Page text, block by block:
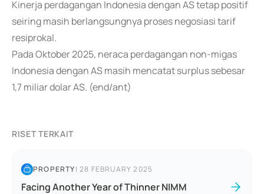
Kinerja perdagangan Indonesia dengan AS tetap positif
seiring masih berlangsungnya proses negosiasi tarif
resiprokal.
Pada Oktober 2025, neraca perdagangan non-migas
Indonesia dengan AS masih mencatat surplus sebesar
1,7 miliar dolar AS. (end/ant)
RISET TERKAIT
PROPERTY|28 FEBRUARY 2025
Facing Another Year of Thinner NIMM